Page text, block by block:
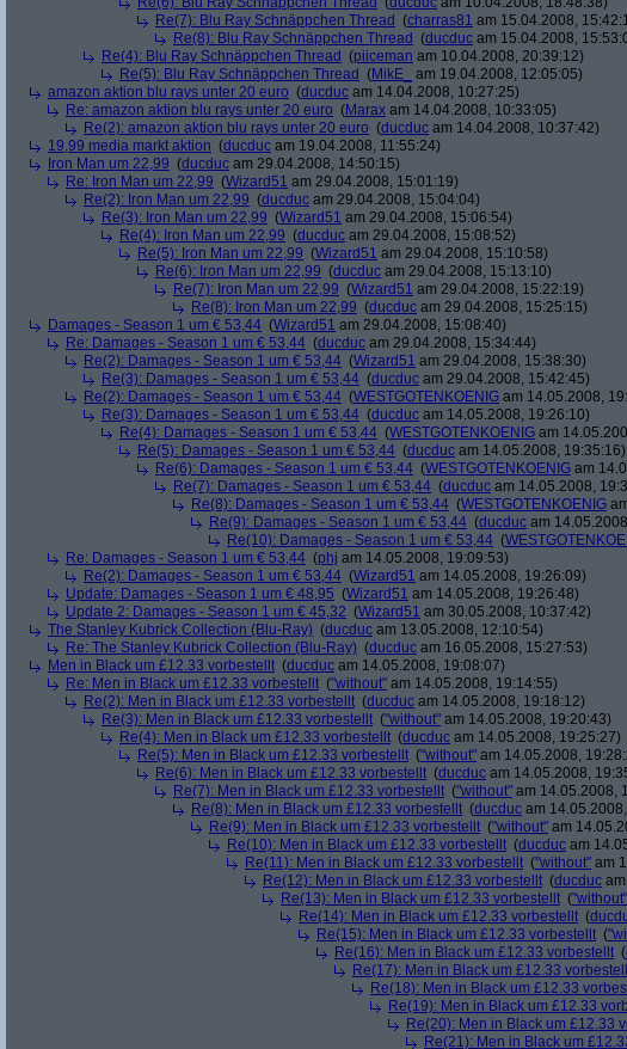
Re(7): Blu Ray Schnäppchen Thread (charras81 am 15.04.2008,
Re(8): Blu Ray Schnäppchen Thread (ducduc am 15.04.2008,
Re(4): Blu Ray Schnäppchen Thread (piiceman am 10.04.2008, 20:39:12)
Re(5): Blu Ray Schnäppchen Thread (MikE_
am 19.04.2008, 12:05:05)
amazon aktion blu rays unter 20 euro (ducduc am 14.04.2008, 10:27:25)
Re: amazon aktion blu rays unter 20 euro (Marax am 14.04.2008, 10:33:05)
Re(2): amazon aktion blu rays unter 20 euro (ducduc am 14.04.2008, 10:37:42)
19,99 media markt aktion (ducduc am 19.04.2008, 11:55:24)
Iron Man um 22,99 (ducduc am 29.04.2008, 14:50:15)
Re: Iron Man um 22,99 (Wizard51 am 29.04.2008, 15:01:19)
Re(2): Iron Man um 22,99 (ducduc am 29.04.2008, 15:04:04)
Re(3): Iron Man um 22,99 (Wizard51 am 29.04.2008, 15:06:54)
Re(4): Iron Man um 22,99 (ducduc am 29.04.2008, 15:08:52)
Re(5): Iron Man um 22,99 (Wizard51 am 29.04.2008, 15:10:58)
Re(6): Iron Man um 22,99 (ducduc am 29.04.2008, 15:13:10)
Re(7): Iron Man um 22,99 (Wizard51 am 29.04.2008, 15:22:19)
Re(8): Iron Man um 22,99 (ducduc am 29.04.2008, 15:25:15)
Damages - Season 1 um € 53,44 (Wizard51 am 29.04.2008, 15:08:40)
Re: Damages - Season 1 um € 53,44 (ducduc am 29.04.2008, 15:34:44)
Re(2): Damages - Season 1 um € 53,44 (Wizard51 am 29.04.2008, 15:38:30)
Re(3): Damages - Season 1 um € 53,44 (ducduc am 29.04.2008, 15:42:45)
Re(2): Damages - Season 1 um € 53,44 (WESTGOTENKOENIG am 14.05.2008,
Re(3): Damages - Season 1 um € 53,44 (ducduc am 14.05.2008, 19:26:10)
Re(4): Damages - Season 1 um € 53,44 (WESTGOTENKOENIG am
Re(5): Damages - Season 1 um € 53,44 (ducduc am 14.05.2008, 19:35:16)
Re(6): Damages - Season 1 um € 53,44 (WESTGOTENKOENIG am
Re(7): Damages - Season 1 um € 53,44 (ducduc am 14.05.2008,
Re(8): Damages - Season 1 um € 53,44 (WESTGOTENKOENIG
Re(9): Damages - Season 1 um € 53,44 (ducduc am
Re(10): Damages - Season 1 um € 53,44 (
Re: Damages - Season 1 um € 53,44 (phj am 14.05.2008, 19:09:53)
Re(2): Damages - Season 1 um € 53,44 (Wizard51 am 14.05.2008, 19:26:09)
Update: Damages - Season 1 um € 48,95 (Wizard51 am 14.05.2008, 19:26:48)
Update 2: Damages - Season 1 um € 45,32 (Wizard51 am 30.05.2008, 10:37:42)
The Stanley Kubrick Collection (Blu-Ray) (ducduc am 13.05.2008, 12:10:54)
Re: The Stanley Kubrick Collection (Blu-Ray) (ducduc am 16.05.2008, 15:27:53)
Men in Black um £12.33 vorbestellt (ducduc am 14.05.2008, 19:08:07)
Re: Men in Black um £12.33 vorbestellt ("without" am 14.05.2008, 19:14:55)
Re(2): Men in Black um £12.33 vorbestellt (ducduc am 14.05.2008, 19:18:12)
Re(3): Men in Black um £12.33 vorbestellt ("without" am 14.05.2008, 19:20:43)
Re(4): Men in Black um £12.33 vorbestellt (ducduc am 14.05.2008, 19:25:27)
Re(5): Men in Black um £12.33 vorbestellt ("without" am 14.05.2008,
Re(6): Men in Black um £12.33 vorbestellt (ducduc am 14.05.2008,
Re(7): Men in Black um £12.33 vorbestellt ("without" am 14.05.2008,
Re(8): Men in Black um £12.33 vorbestellt (ducduc am
Re(9): Men in Black um £12.33 vorbestellt ("without" am
Re(10): Men in Black um £12.33 vorbestellt (ducduc am
Re(11): Men in Black um £12.33 vorbestellt ("without" am
Re(12): Men in Black um £12.33 vorbestellt (ducduc
Re(13): Men in Black um £12.33 vorbestellt ("without"
Re(14): Men in Black um £12.33 vorbestellt (
Re(15): Men in Black um £12.33 vorbestellt (
Re(16): Men in Black um £12.33 vorbestellt (
Re(17): Men in Black um £12.33
Re(18): Men in Black um £12.33
Re(19): Men in Black um £12.33
Re(20): Men in Black um £12.33
Re(21): Men in Black um